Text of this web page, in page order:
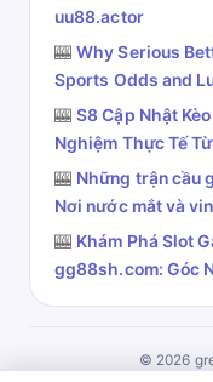
uu88.actor
🎰Why Serious
Sports Odds and
🎰S8 Cập Nhật
Nghiệm Thực Tế
🎰 Những trận cầu
Nơi nước mắt và
🎰 Khám Phá Slot
gg88sh.com: Góc
© 2026